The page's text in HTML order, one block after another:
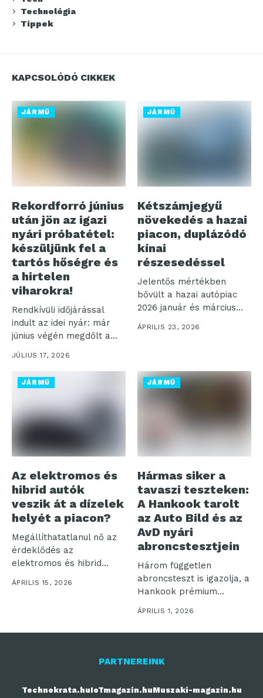
Technológia
Tippek
KAPCSOLÓDÓ CIKKEK
JÁRMŰ
Rekordforró június
után jön az igazi
nyári próbatétel:
készüljünk fel a
tartós hőségre és
a hirtelen
viharokra!
Rendkívüli időjárással
indult az idei nyár: már
június végén megdőlt a
hazai...
JÚLIUS 17, 2026
JÁRMŰ
Kétszámjegyű
növekedés a hazai
piacon, duplázódó
kínai
részesedéssel
Jelentős mértékben
bővült a hazai autópiac
2026 január és március
között. A...
ÁPRILIS 23, 2026
JÁRMŰ
Az elektromos és
hibrid autók
veszik át a dízelek
helyét a piacon?
Megállíthatatlanul nő az
érdeklődés az
elektromos és hibrid
hajtáslánccal ellátott
gépjárművek iránt,...
ÁPRILIS 15, 2026
JÁRMŰ
Hármas siker a
tavaszi teszteken:
A Hankook tarolt
az Auto Bild és az
AvD nyári
abroncstesztjein
Három független
abroncsteszt is igazolja, a
Hankook prémium
gumiabroncs-gyártó
termékeinek kiemelkedő
minőségét....
ÁPRILIS 1, 2026
PARTNEREINK
Technokrata.huIoTmagazin.huMuszaki-magazin.hu